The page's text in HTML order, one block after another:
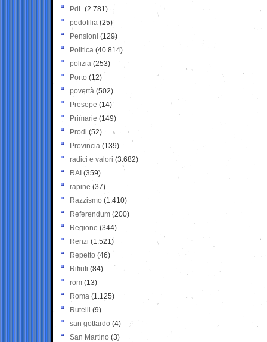
PdL (2.781)
pedofilia (25)
Pensioni (129)
Politica (40.814)
polizia (253)
Porto (12)
povertà (502)
Presepe (14)
Primarie (149)
Prodi (52)
Provincia (139)
radici e valori (3.682)
RAI (359)
rapine (37)
Razzismo (1.410)
Referendum (200)
Regione (344)
Renzi (1.521)
Repetto (46)
Rifiuti (84)
rom (13)
Roma (1.125)
Rutelli (9)
san gottardo (4)
San Martino (3)